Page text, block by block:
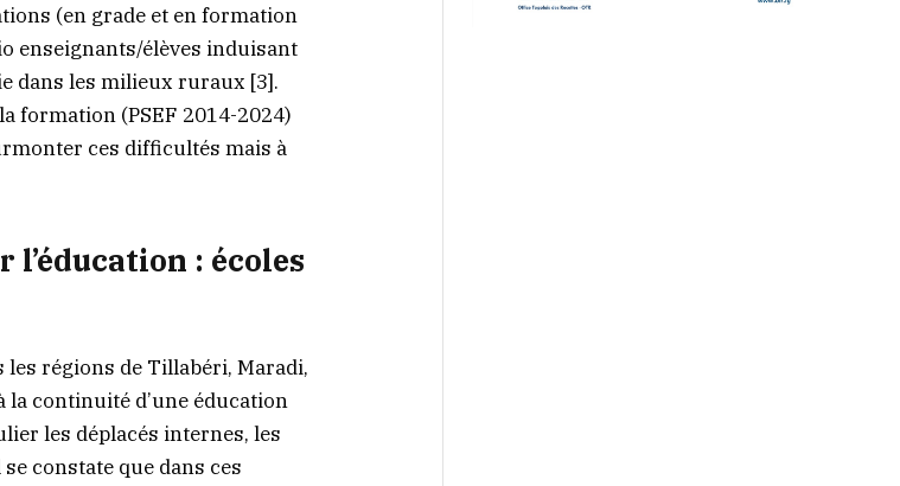
(en grade et en formation
enseignants/élèves induisant
dans les milieux ruraux [3].
formation (PSEF 2014-2024)
ces difficultés mais à
: écoles
régions de Tillabéri, Maradi,
la continuité d’une éducation
les déplacés internes, les
constate que dans ces